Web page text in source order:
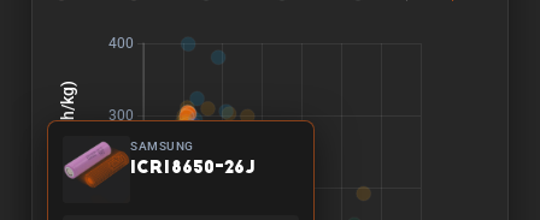
SAMSUNG
ICR18650-26J